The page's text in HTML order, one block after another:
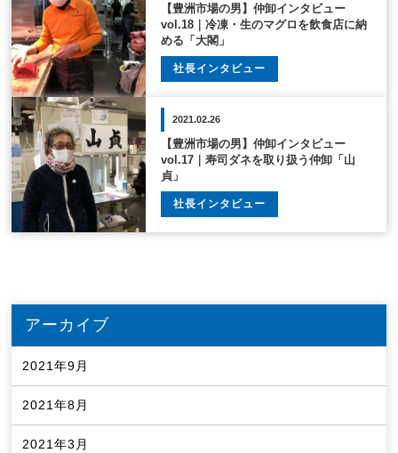
【豊洲市場の男】仲卸インタビュー
vol.18｜冷凍・生のマグロを飲食店に納
める「大閣」
社長インタビュー
2021.02.26
【豊洲市場の男】仲卸インタビュー
vol.17｜寿司ダネを取り扱う仲卸「山
貞」
社長インタビュー
アーカイブ
2021年9月
2021年8月
2021年3月